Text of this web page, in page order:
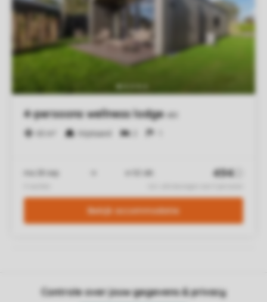
Controle over jouw gegevens & privacy